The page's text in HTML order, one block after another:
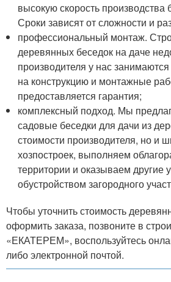
высокую скорость производства
Сроки зависят от сложности и
профессиональный монтаж.
деревянных беседок на даче
производителя у нас
на конструкцию и монтажные
предоставляется гарантия;
комплексный подход. Мы
садовые беседки для дачи из
стоимости производителя, но и
хозпостроек, выполняем
территории и оказываем другие
обустройством загородного
Чтобы уточнить стоимость
оформить заказа, позвоните в
«ЕКАТЕРЕМ», воспользуйтесь
либо электронной почтой.